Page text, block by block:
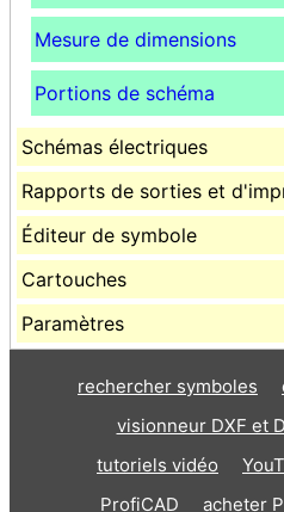
Mesure de dimensions
Portions de schéma
Schémas électriques
Rapports de sorties et
Éditeur de symbole
Cartouches
Paramètres
rechercher symboles
visionneur DXF et
tutoriels vidéo
ProfiCAD
acheter